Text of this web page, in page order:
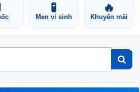
🧪
Men vi sinh
🔥
Khuyến mãi